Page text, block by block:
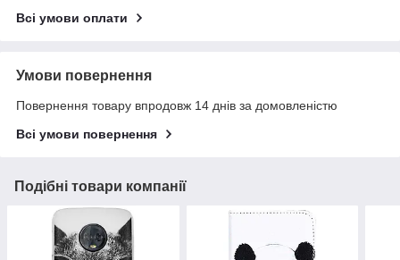
Всі умови оплати
Умови повернення
Повернення товару впродовж 14 днів за домовленістю
Всі умови повернення
Подібні товари компанії